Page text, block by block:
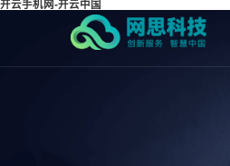
开云手机网-开云中国